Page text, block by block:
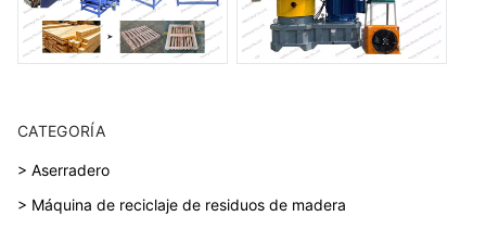
CATEGORÍA
> Aserradero
> Máquina de reciclaje de residuos de madera